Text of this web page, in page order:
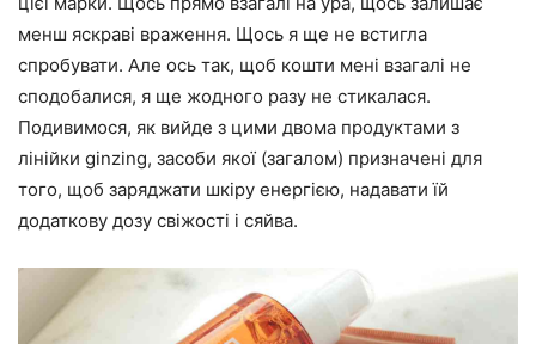
менш яскраві враження. Щось я ще не встигла
спробувати. Але ось так, щоб кошти мені взагалі не
сподобалися, я ще жодного разу не стикалася.
Подивимося, як вийде з цими двома продуктами з
лінійки ginzing, засоби якої (загалом) призначені для
того, щоб заряджати шкіру енергією, надавати їй
додаткову дозу свіжості і сяйва.